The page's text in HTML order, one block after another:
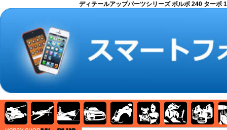
ディテールアップパーツシリーズ ボルボ 240 ターボ
AFV 飛行機 艦船 自動車 バイク キャラクターガンダム 塗料